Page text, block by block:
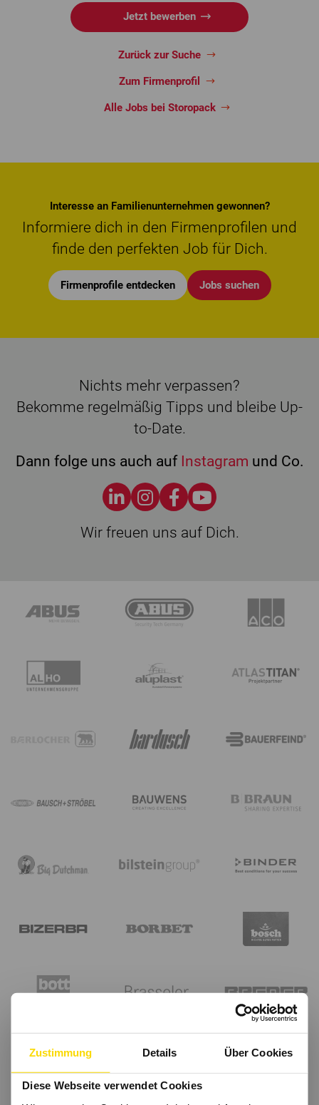
Zustimmung Details Über Cookies
Diese Webseite verwendet Cookies
Jetzt bewerben
Zurück zur Suche
Zum Firmenprofil
Alle Jobs bei Storopack
Interesse an Familienunternehmen gewonnen?
Informiere dich in den Firmenprofilen und
finde den perfekten Job für Dich.
Firmenprofile entdecken Jobs suchen
Nichts mehr verpassen?
Bekomme regelmäßig Tipps und bleibe Up-
to-Date.
Dann folge uns auch auf Instagram und Co.
Wir freuen uns auf Dich.